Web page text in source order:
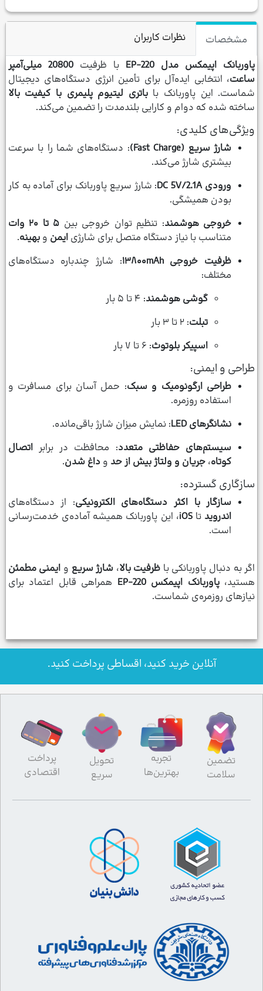
مشخصات
نظرات کاربران
پاوربانک اپیمکس مدل EP-220
با ظرفیت
20800 میلی‌آمپر
ساعت، انتخابی ایده‌آل برای تأمین انرژی دستگاه‌های دیجیتال
شماست. این پاوربانک باباتری لیتیوم پلیمری با کیفیت بالا
ساخته شده که دوام و کارایی بلندمدت را تضمین می‌کند.
ویژگی‌های کلیدی:
شارژ سریع (Fast Charge)
: دستگاه‌های شما را با سرعت
بیشتری شارژ می‌کند.
ورودی DC 5V/2.1A
: شارژ سریع پاوربانک برای آماده به کار
بودن همیشگی.
خروجی هوشمند: تنظیم توان خروجی بین ۵ تا ۲۰ وات
متناسب با نیاز دستگاه متصل برای شارژی ایمن و بهینه.
ظرفیت خروجی ۱۳۸۰۰mAh
: شارژ چندباره دستگاه‌های
مختلف:
گوشی هوشمند: ۴ تا ۵ بار
تبلت: ۲ تا ۳ بار
اسپیکر بلوتوث: ۶ تا ۷ بار
طراحی و ایمنی:
طراحی ارگونومیک و سبک: حمل آسان برای مسافرت و
استفاده روزمره.
نشانگرهای LED
: نمایش میزان شارژ باقی‌مانده.
سیستم‌های حفاظتی متعدد: محافظت در برابراتصال
کوتاه، جریان و ولتاژ بیش از حد و داغ شدن.
سازگاری گسترده:
سازگار با اکثر دستگاه‌های الکترونیکی: از دستگاه‌های
اندروید تاiOS، این پاوربانک همیشه آماده‌ی خدمت‌رسانی
است.
اگر به دنبال پاوربانکی با ظرفیت بالا، شارژ سریع و ایمنی مطمئن
هستید،پاوربانک اپیمکس EP-220
همراهی قابل اعتماد برای
نیازهای روزمره‌ی شماست.
آنلاین خرید کنید، اقساطی پرداخت کنید.
تضمین
سلامت
تجربه
بهترین‌ها
تحویل
سریع
پرداخت
اقتصادی